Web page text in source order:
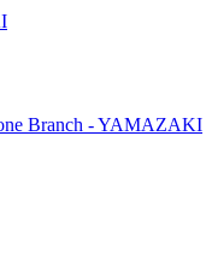
Branch - YAMAZAKI